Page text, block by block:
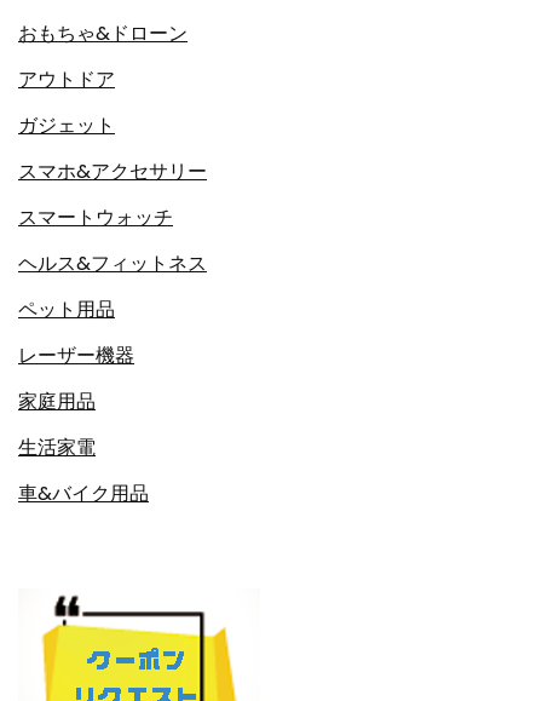
おもちゃ&ドローン
アウトドア
ガジェット
スマホ&アクセサリー
スマートウォッチ
ヘルス&フィットネス
ペット用品
レーザー機器
家庭用品
生活家電
車&バイク用品